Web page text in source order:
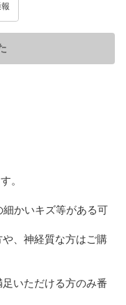
。
かいキズ等がある可
、神経質な方はご購
いただける方のみ番